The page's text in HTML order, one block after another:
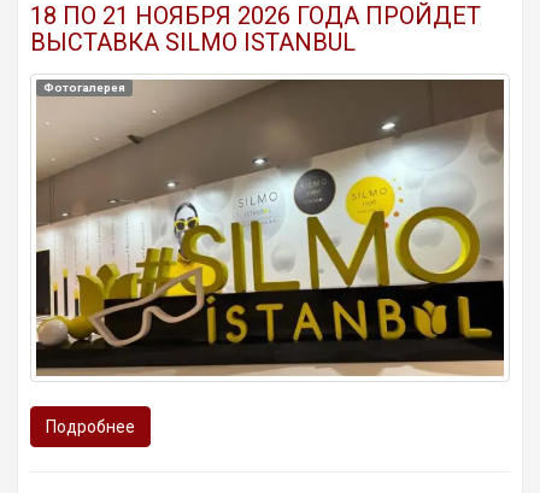
18 ПО 21 НОЯБРЯ 2026 ГОДА ПРОЙДЕТ
ВЫСТАВКА SILMO ISTANBUL
Фотогалерея
Подробнее